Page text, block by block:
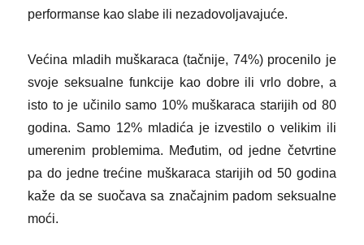
performanse kao slabe ili nezadovoljavajuće.
Većina mladih muškaraca (tačnije, 74%) procenilo je
svoje seksualne funkcije kao dobre ili vrlo dobre, a
isto to je učinilo samo 10% muškaraca starijih od 80
godina. Samo 12% mladića je izvestilo o velikim ili
umerenim problemima. Međutim, od jedne četvrtine
pa do jedne trećine muškaraca starijih od 50 godina
kaže da se suočava sa značajnim padom seksualne
moći.